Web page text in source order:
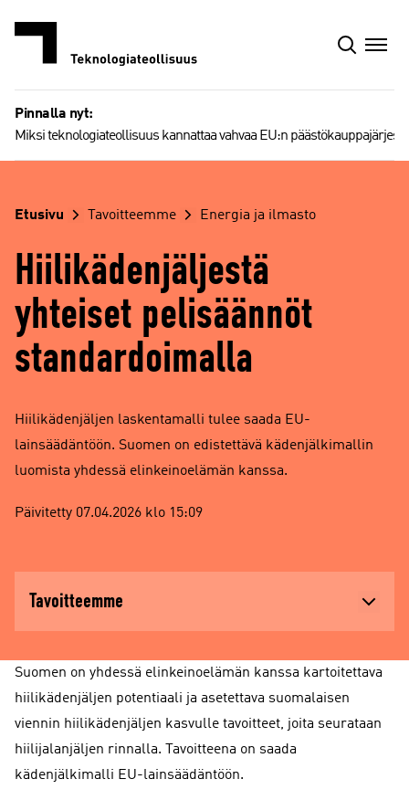
Pinnalla nyt:
Miksi teknologiateollisuus kannattaa vahvaa EU:n
Etusivu Tavoitteemme Energia ja ilmasto
Hiilikädenjäljestä
yhteiset pelisäännöt
standardoimalla
Hiilikädenjäljen laskentamalli tulee saada EU-
lainsäädäntöön. Suomen on edistettävä kädenjälkimallin
luomista yhdessä elinkeinoelämän kanssa.
Päivitetty 07.04.2026 klo 15:09
Tavoitteemme
Suomen on yhdessä elinkeinoelämän kanssa kartoitettava
hiilikädenjäljen potentiaali ja asetettava suomalaisen
viennin hiilikädenjäljen kasvulle tavoitteet, joita seurataan
hiilijalanjäljen rinnalla. Tavoitteena on saada
kädenjälkimalli EU-lainsäädäntöön.